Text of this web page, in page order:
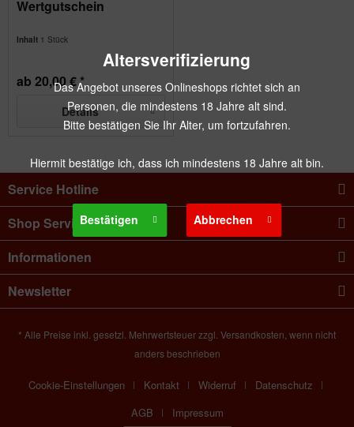
Wertgutschein
Inhalt 1 Stück
ab 20,00 € *
Details
Service Hotline
Shop Service
Informationen
Newsletter
* Alle Preise inkl. gesetzl. Mehrwertsteuer zzgl. Versandkosten, wenn nicht
anders beschrieben
Cookie-Einstellungen Kontakt Widerruf
Datenschutz
AGB
Impressum
Altersverifizierung
Das Angebot unseres Onlineshops richtet sich an
Personen, die mindestens 18 Jahre alt sind.
Bitte bestätigen Sie Ihr Alter, um fortzufahren.
Hiermit bestätige ich, dass ich mindestens 18 Jahre alt bin.
Bestätigen Abbrechen